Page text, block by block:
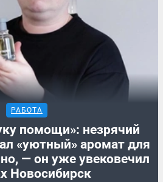
РАБОТА
помощи»: незрячий
«уютный» аромат для
— он уже увековечил
Новосибирск